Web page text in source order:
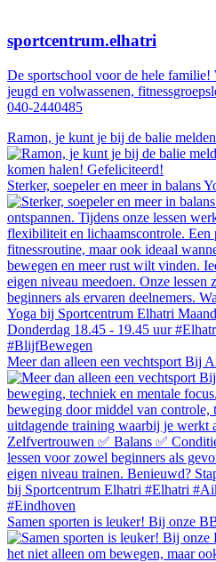
sportcentrum.elhatri
De sportschool voor de hele
jeugd en volwassenen,
040-2440485
Ramon, je kunt je bij de balie
Sterker, soepeler en meer in balans
Meer dan alleen een vechtsport Bij
Samen sporten is leuker! Bij onze